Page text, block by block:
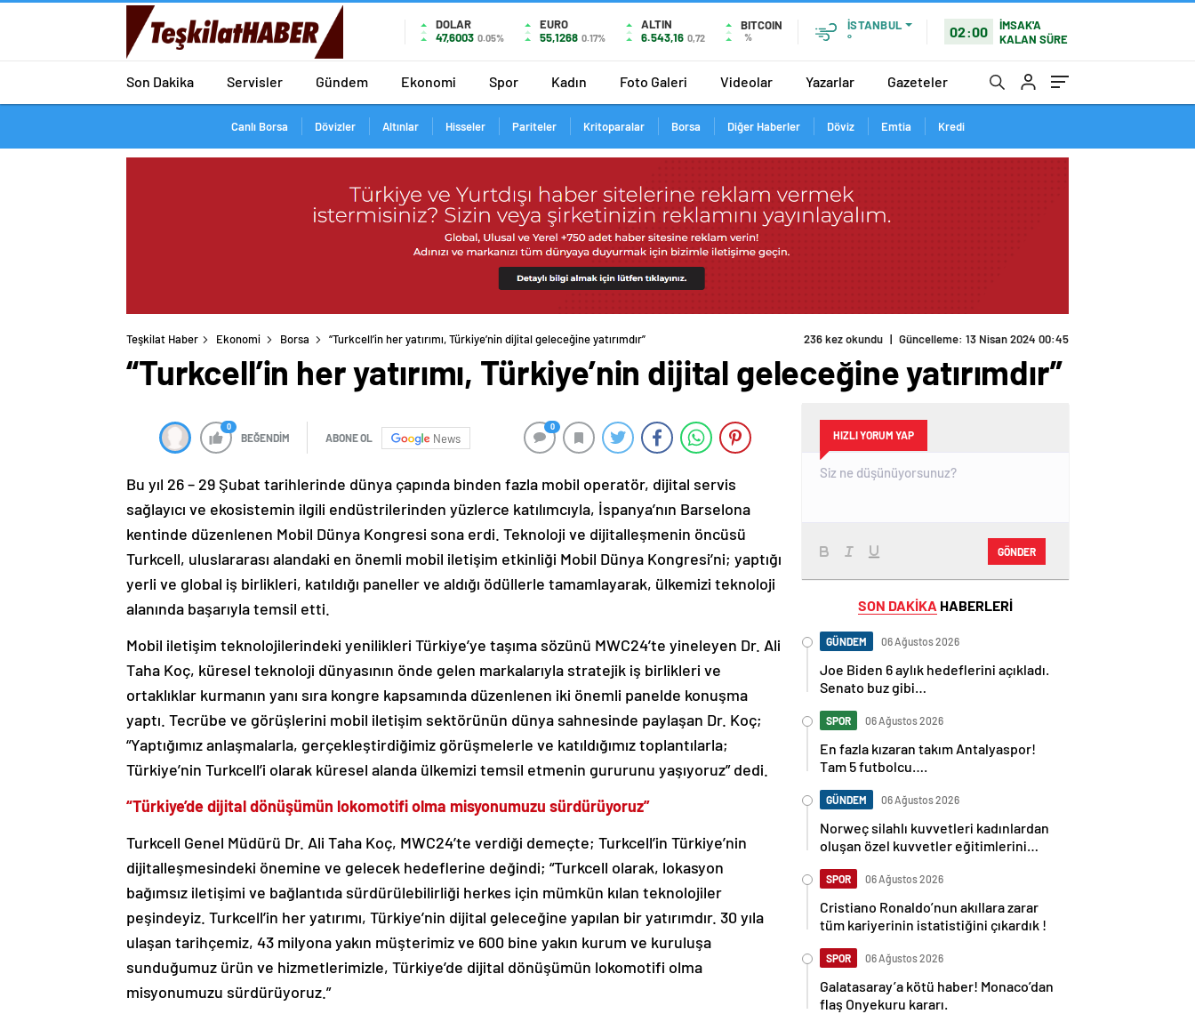
DOLAR
47,6003 0.05%
EURO
55,1268 0.17%
ALTIN
6.543,16 0,72
BITCOIN
%
İSTANBUL
°
02:00
İMSAK'A
KALAN SÜRE
Son Dakika Servisler Gündem Ekonomi Spor Kadın Foto Galeri Videolar Yazarlar Gazeteler
Canlı Borsa Dövizler Altınlar Hisseler Pariteler Kritoparalar Borsa Diğer Haberler Döviz Emtia Kredi
Teşkilat Haber Ekonomi Borsa “Turkcell’in her yatırımı, Türkiye’nin dijital geleceğine yatırımdır” 236 kez okundu | Güncelleme: 13 Nisan 2024 00:45
“Turkcell’in her yatırımı, Türkiye’nin dijital geleceğine yatırımdır”
0
BEĞENDİM ABONE OL News
0
Bu yıl 26 – 29 Şubat tarihlerinde dünya çapında binden fazla mobil operatör, dijital servis
sağlayıcı ve ekosistemin ilgili endüstrilerinden yüzlerce katılımcıyla, İspanya’nın Barselona
kentinde düzenlenen Mobil Dünya Kongresi sona erdi. Teknoloji ve dijitalleşmenin öncüsü
Turkcell, uluslararası alandaki en önemli mobil iletişim etkinliği Mobil Dünya Kongresi’ni; yaptığı
yerli ve global iş birlikleri, katıldığı paneller ve aldığı ödüllerle tamamlayarak, ülkemizi teknoloji
alanında başarıyla temsil etti.
Mobil iletişim teknolojilerindeki yenilikleri Türkiye’ye taşıma sözünü MWC24’te yineleyen Dr. Ali
Taha Koç, küresel teknoloji dünyasının önde gelen markalarıyla stratejik iş birlikleri ve
ortaklıklar kurmanın yanı sıra kongre kapsamında düzenlenen iki önemli panelde konuşma
yaptı. Tecrübe ve görüşlerini mobil iletişim sektörünün dünya sahnesinde paylaşan Dr. Koç;
“Yaptığımız anlaşmalarla, gerçekleştirdiğimiz görüşmelerle ve katıldığımız toplantılarla;
Türkiye’nin Turkcell’i olarak küresel alanda ülkemizi temsil etmenin gururunu yaşıyoruz” dedi.
“Türkiye’de dijital dönüşümün lokomotifi olma misyonumuzu sürdürüyoruz”
Turkcell Genel Müdürü Dr. Ali Taha Koç, MWC24’te verdiği demeçte; Turkcell’in Türkiye’nin
dijitalleşmesindeki önemine ve gelecek hedeflerine değindi; “Turkcell olarak, lokasyon
bağımsız iletişimi ve bağlantıda sürdürülebilirliği herkes için mümkün kılan teknolojiler
peşindeyiz. Turkcell’in her yatırımı, Türkiye’nin dijital geleceğine yapılan bir yatırımdır. 30 yıla
ulaşan tarihçemiz, 43 milyona yakın müşterimiz ve 600 bine yakın kurum ve kuruluşa
sunduğumuz ürün ve hizmetlerimizle, Türkiye’de dijital dönüşümün lokomotifi olma
misyonumuzu sürdürüyoruz.”
HIZLI YORUM YAP
GÖNDER
SON DAKİKA HABERLERİ
GÜNDEM 06 Ağustos 2026
Joe Biden 6 aylık hedeflerini açıkladı.
Senato buz gibi…
SPOR 06 Ağustos 2026
En fazla kızaran takım Antalyaspor!
Tam 5 futbolcu….
GÜNDEM 06 Ağustos 2026
Norweç silahlı kuvvetleri kadınlardan
oluşan özel kuvvetler eğitimlerini
SPOR 06 Ağustos 2026
Cristiano Ronaldo’nun akıllara zarar
tüm kariyerinin istatistiğini çıkardık !
SPOR 06 Ağustos 2026
Galatasaray’a kötü haber! Monaco’dan
flaş Onyekuru kararı.